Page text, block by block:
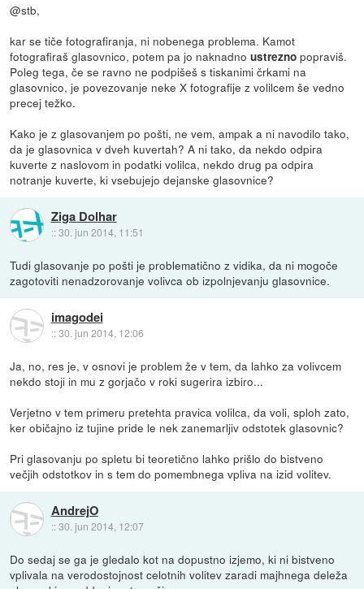
@stb,
kar se tiče fotografiranja, ni nobenega problema. Kamot
fotografiraš glasovnico, potem pa jo naknadnoustrezno popraviš.
Poleg tega, če se ravno ne podpišeš s tiskanimi črkami na
glasovnico, je povezovanje neke X fotografije z volilcem še vedno
precej težko.
Kako je z glasovanjem po pošti, ne vem, ampak a ni navodilo tako,
da je glasovnica v dveh kuvertah? A ni tako, da nekdo odpira
kuverte z naslovom in podatki volilca, nekdo drug pa odpira
notranje kuverte, ki vsebujejo dejanske glasovnice?
Ziga Dolhar
::30. jun 2014, 11:51
Tudi glasovanje po pošti je problematično z vidika, da ni mogoče
zagotoviti nenadzorovanje volivca ob izpolnjevanju glasovnice.
imagodei
::30. jun 2014, 12:06
Ja, no, res je, v osnovi je problem že v tem, da lahko za volivcem
nekdo stoji in mu z gorjačo v roki sugerira izbiro...
Verjetno v tem primeru pretehta pravica volilca, da voli, sploh zato,
ker običajno iz tujine pride le nek zanemarljiv odstotek glasovnic?
Pri glasovanju po spletu bi teoretično lahko prišlo do bistveno
večjih odstotkov in s tem do pomembnega vpliva na izid volitev.
AndrejO
::30. jun 2014, 12:07
Do sedaj se ga je gledalo kot na dopustno izjemo, ki ni bistveno
vplivala na verodostojnost celotnih volitev zaradi majhnega deleža